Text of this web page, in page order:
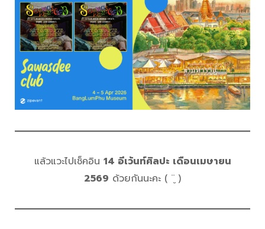
แล้วแวะไปเช็คอิน 14 อีเว้นท์ศิลปะ เดือนเมษายน
2569 ด้วยกันนะคะ ( ¨̮ )